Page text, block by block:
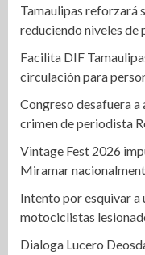
Tamaulipas reforzará
reduciendo niveles
Facilita DIF
circulación para
Congreso desafuera
crimen de periodista
Vintage Fest 2026
Miramar
Intento por esquivar a
motociclistas
Dialoga Lucero